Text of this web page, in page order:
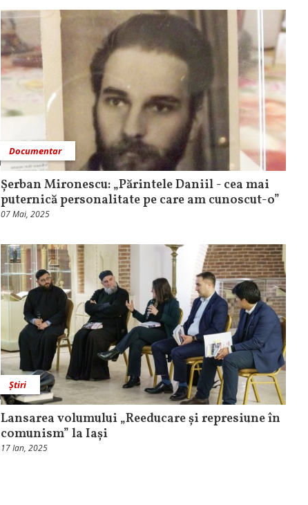
Documentar
Șerban Mironescu: „Părintele Daniil - cea mai
puternică personalitate pe care am cunoscut-o”
07 Mai, 2025
Știri
Lansarea volumului „Reeducare și represiune în
comunism” la Iași
17 Ian, 2025